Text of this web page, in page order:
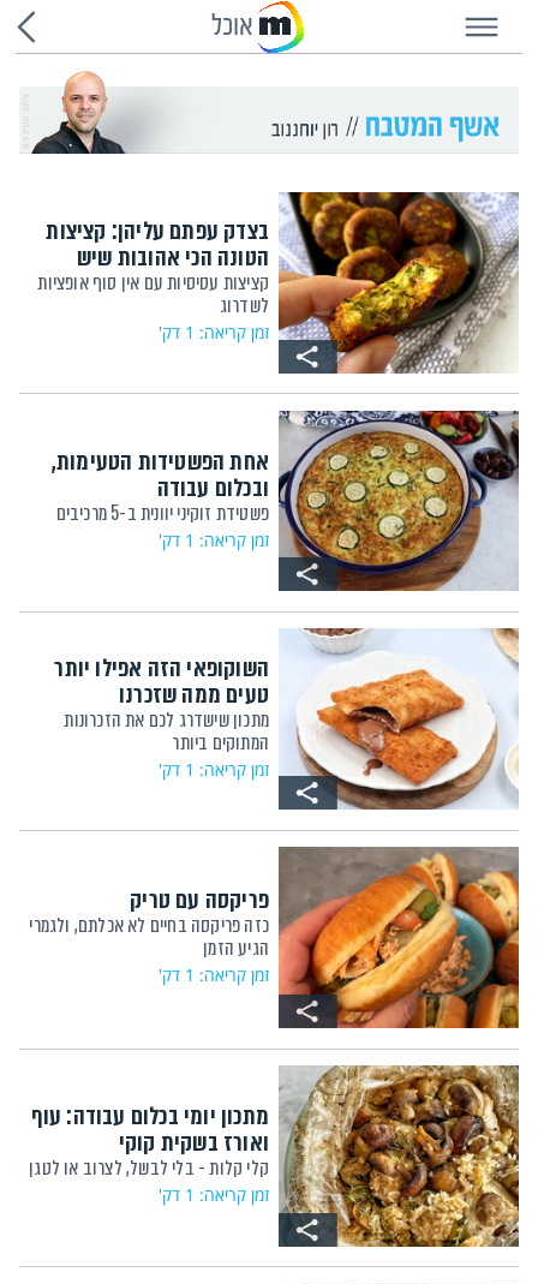
אוכל
בצדק עפתם עליהן: קציצות
הטונה הכי אהובות שיש
קציצות עסיסיות עם אין סוף אופציות
לשדרוג
זמן קריאה: 1 דק'
אחת הפשטידות הטעימות,
ובכלום עבודה
פשטידת זוקיני יוונית ב-5 מרכיבים
זמן קריאה: 1 דק'
השוקופאי הזה אפילו יותר
טעים ממה שזכרנו
מתכון שישדרג לכם את הזכרונות
המתוקים ביותר
זמן קריאה: 1 דק'
פריקסה עם טריק
כזה פריקסה בחיים לא אכלתם, ולגמרי
הגיע הזמן
זמן קריאה: 1 דק'
מתכון יומי בכלום עבודה: עוף
ואורז בשקית קוקי
קלי קלות - בלי לבשל, לצרוב או לטגן
זמן קריאה: 1 דק'